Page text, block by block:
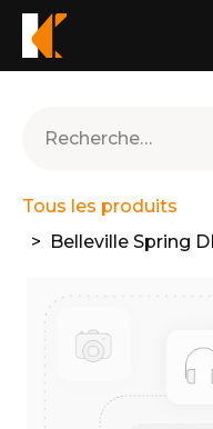
Tous les produits
Belleville Spring